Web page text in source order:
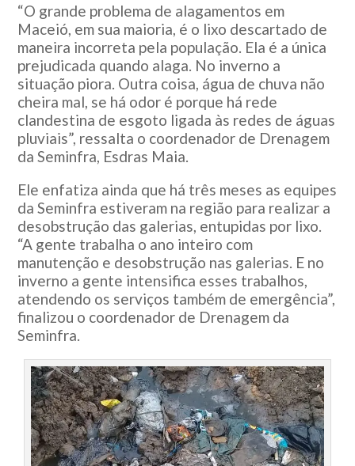
“O grande problema de alagamentos em
Maceió, em sua maioria, é o lixo descartado de
maneira incorreta pela população. Ela é a única
prejudicada quando alaga. No inverno a
situação piora. Outra coisa, água de chuva não
cheira mal, se há odor é porque há rede
clandestina de esgoto ligada às redes de águas
pluviais”, ressalta o coordenador de Drenagem
da Seminfra, Esdras Maia.
Ele enfatiza ainda que há três meses as equipes
da Seminfra estiveram na região para realizar a
desobstrução das galerias, entupidas por lixo.
“A gente trabalha o ano inteiro com
manutenção e desobstrução nas galerias. E no
inverno a gente intensifica esses trabalhos,
atendendo os serviços também de emergência”,
finalizou o coordenador de Drenagem da
Seminfra.